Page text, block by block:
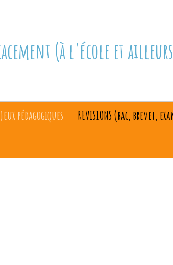
(à l'école et
Jeux pédagogiques REVISIONS (bac, brevet,